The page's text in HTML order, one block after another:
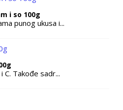
i so 100g
punog ukusa i...
C. Takođe sadr...